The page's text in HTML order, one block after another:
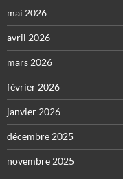
mai 2026
avril 2026
mars 2026
février 2026
janvier 2026
décembre 2025
novembre 2025